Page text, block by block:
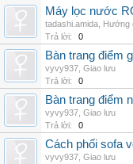
Máy lọc nước
tadashi.amida Hướng
Trả lời:
0
Bàn trang điểm
vyvy937 Giao lưu
Trả lời:
0
Bàn trang điểm
vyvy937 Giao lưu
Trả lời:
0
Cách phối sofa
vyvy937 Giao lưu